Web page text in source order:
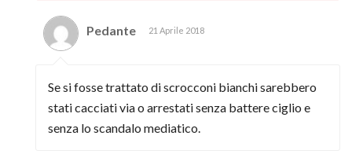
Pedante 21 Aprile 2018
Se si fosse trattato di scrocconi bianchi sarebbero
stati cacciati via o arrestati senza battere ciglio e
senza lo scandalo mediatico.